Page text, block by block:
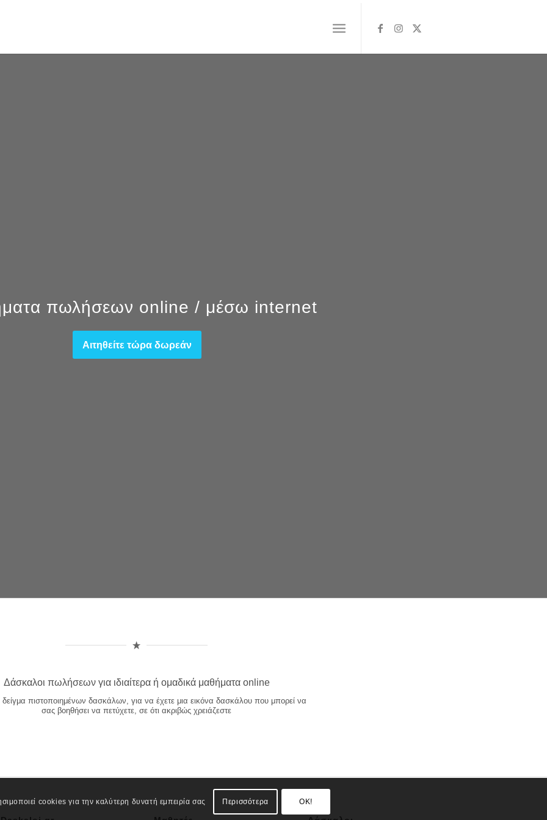
πωλήσεων online / μέσω internet
Αιτηθείτε τώρα δωρεάν
Δάσκαλοι πωλήσεων για ιδιαίτερα ή ομαδικά μαθήματα online
δείγμα πιστοποιημένων δασκάλων, για να έχετε μια εικόνα δασκάλου που μπορεί να
σας βοηθήσει να πετύχετε, σε ότι ακριβώς χρειάζεστε
cookies για την καλύτερη δυνατή εμπειρία σας Περισσότερα OK!